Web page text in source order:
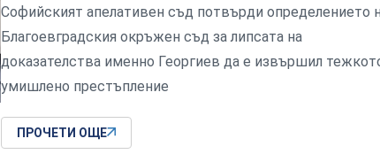
Софийският апелативен съд потвърди определението
Благоевградския окръжен съд за липсата на
доказателства именно Георгиев да е извършил
умишлено престъпление
ПРОЧЕТИ ОЩЕ